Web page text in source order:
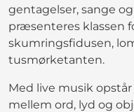
gentagelser, sange
præsenteres klassen
skumringsfidusen,
tusmørketanten.
Med live musik
mellem ord, lyd og